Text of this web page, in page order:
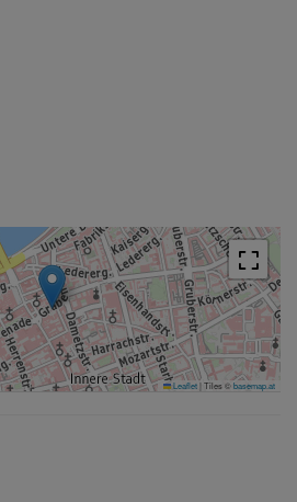
Leaflet|Tiles ©basemap.at